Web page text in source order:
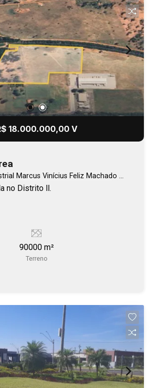
18.000.000,00 V
Marcus Vinícius Feliz Machado -
no Distrito ll.
90000 m²
Terreno